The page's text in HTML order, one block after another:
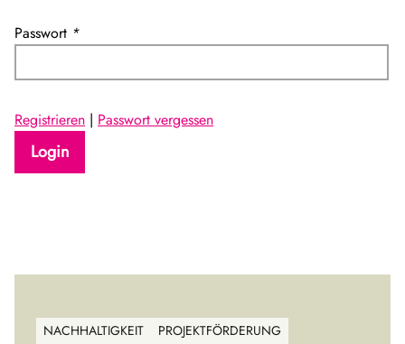
Passwort *
Registrieren | Passwort vergessen
NACHHALTIGKEIT
PROJEKTFÖRDERUNG